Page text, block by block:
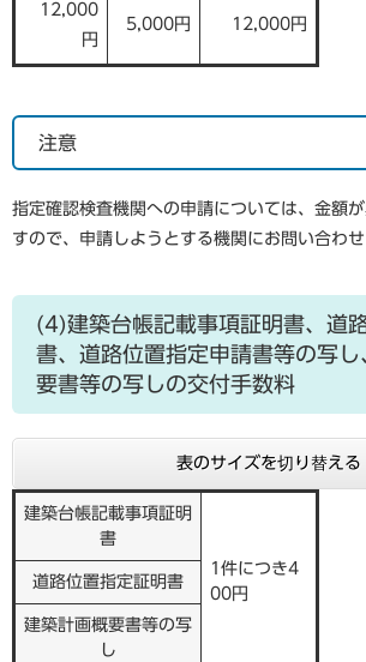
12,000
円
5,000円 12,000円
注意
指定確認検査機関への申請については、金額
すので、申請しようとする機関にお問い合わせ
(4)建築台帳記載事項証明書、道
書、道路位置指定申請書等の写
要書等の写しの交付手数料
表のサイズを切り替える
建築台帳記載事項証明
書
1件につき4
00円
道路位置指定証明書
建築計画概要書等の写
し